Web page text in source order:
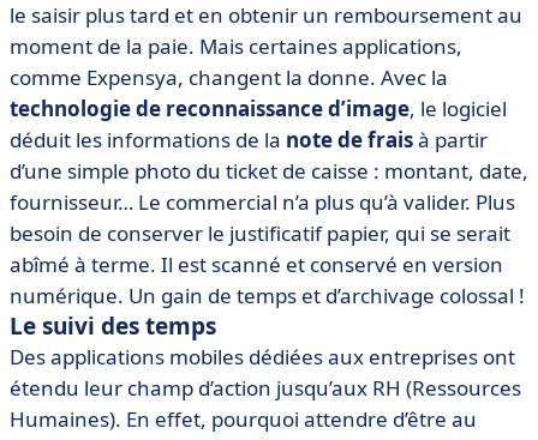
le saisir plus tard et en obtenir un remboursement au
moment de la paie. Mais certaines applications,
comme Expensya, changent la donne. Avec la
technologie de reconnaissance d’image, le logiciel
déduit les informations de la note de fraisà partir
d’une simple photo du ticket de caisse : montant, date,
fournisseur… Le commercial n’a plus qu’à valider. Plus
besoin de conserver le justificatif papier, qui se serait
abîmé à terme. Il est scanné et conservé en version
numérique. Un gain de temps et d’archivage colossal !
Le suivi des temps
Des applications mobiles dédiées aux entreprises ont
étendu leur champ d’action jusqu’aux RH (Ressources
Humaines). En effet, pourquoi attendre d’être au